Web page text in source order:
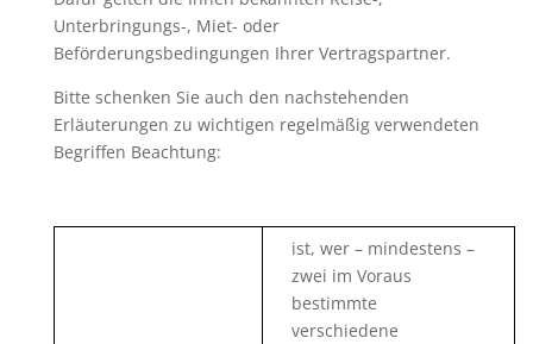
Unterbringungs-, Miet- oder
Beförderungsbedingungen Ihrer Vertragspartner.
Bitte schenken Sie auch den nachstehenden
Erläuterungen zu wichtigen regelmäßig verwendeten
Begriffen Beachtung:
ist, wer – mindestens –
zwei im Voraus
bestimmte
verschiedene